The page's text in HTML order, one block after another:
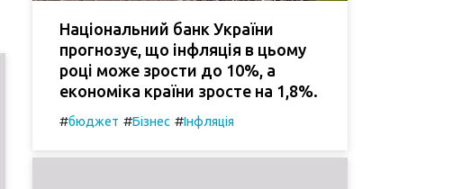
Національний банк України
прогнозує, що інфляція в цьому
році може зрости до 10%, а
економіка країни зросте на 1,8%.
#бюджет #Бізнес #Інфляція